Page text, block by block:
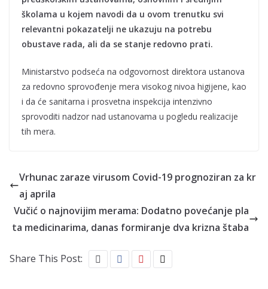
školama u kojem navodi da u ovom trenutku svi
relevantni pokazatelji ne ukazuju na potrebu
obustave rada, ali da se stanje redovno prati.
Ministarstvo podseća na odgovornost direktora ustanova
za redovno sprovođenje mera visokog nivoa higijene, kao
i da će sanitarna i prosvetna inspekcija intenzivno
sprovoditi nadzor nad ustanovama u pogledu realizacije
tih mera.
Vrhunac zaraze virusom Covid-19 prognoziran za kr
aj aprila
Vučić o najnovijim merama: Dodatno povećanje pla
ta medicinarima, danas formiranje dva krizna štaba
Share This Post: